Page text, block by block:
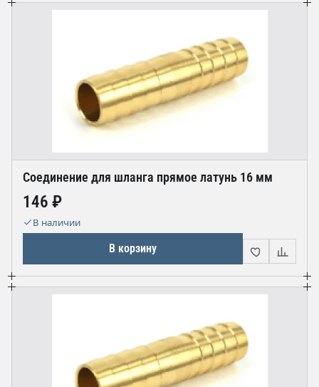
Соединение для шланга прямое латунь 16 мм
146 ₽
В наличии
В корзину